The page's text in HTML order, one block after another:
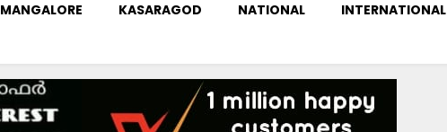
MANGALORE KASARAGOD NATIONAL INTERNATIONAL